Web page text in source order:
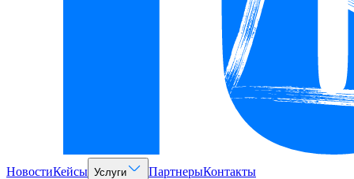
НовостиКейсы Услуги ПартнерыКонтакты